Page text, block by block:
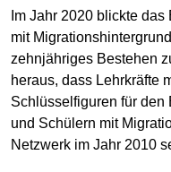
Im Jahr 2020 blickte
mit
zehnjähriges Bestehen
heraus, dass Lehrkräfte
Schlüsselfiguren für
und Schülern mit
Netzwerk im Jahr 2010